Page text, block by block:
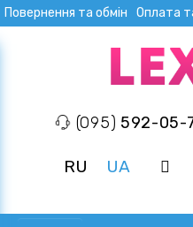
Повернення та обмін Оплата
(095) 592-05-
RU UA